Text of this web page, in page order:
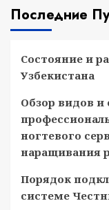
Последние
Состояние и
Узбекистана
Обзор видов и
ногтевого
наращивания
Порядок
системе